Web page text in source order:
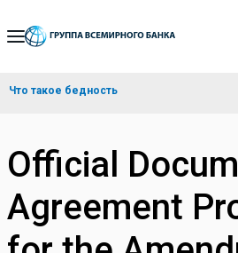
Skip
Navigation
Что такое бедность
Official
Agreement